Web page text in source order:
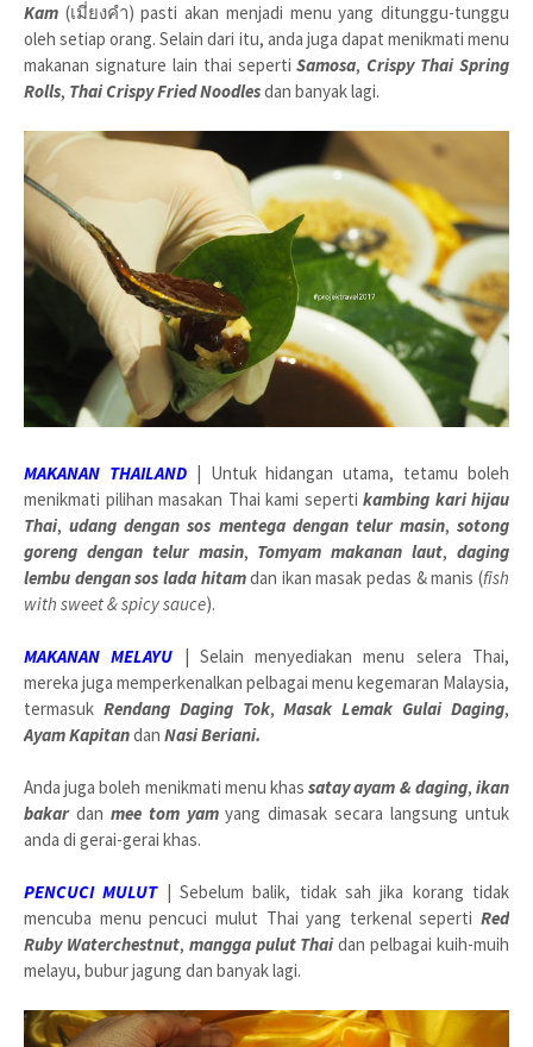
Kam (เมี่ยงคำ) pasti akan menjadi menu yang ditunggu-tunggu
oleh setiap orang. Selain dari itu, anda juga dapat menikmati menu
makanan signature lain thai sepertiSamosa, Crispy Thai Spring
Rolls, Thai Crispy Fried Noodlesdan banyak lagi.
MAKANAN THAILAND| Untuk hidangan utama, tetamu boleh
menikmati pilihan masakan Thai kami seperti kambing kari hijau
Thai, udang dengan sos mentega dengan telur masin, sotong
goreng dengan telur masin, Tomyam makanan laut,daging
lembu dengan sos lada hitamdan ikan masak pedas & manis (fish
with sweet & spicy sauce).
MAKANAN MELAYU | Selain menyediakan menu selera Thai,
mereka juga memperkenalkan pelbagai menu kegemaran Malaysia,
termasuk Rendang Daging Tok,Masak Lemak Gulai Daging,
Ayam Kapitandan Nasi Beriani.
Anda juga boleh menikmati menu khassatay ayam & daging,ikan
bakardan mee tom yamyang dimasak secara langsung untuk
anda di gerai-gerai khas.
PENCUCI MULUT| Sebelum balik, tidak sah jika korang tidak
mencuba menu pencuci mulut Thai yang terkenal seperti Red
Ruby Waterchestnut, mangga pulut Thaidan pelbagai kuih-muih
melayu, bubur jagung dan banyak lagi.